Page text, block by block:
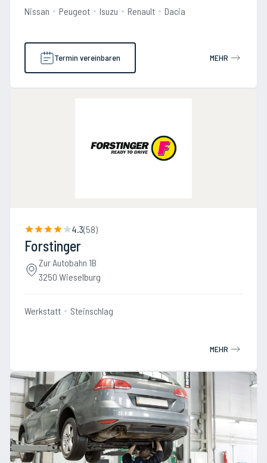
Nissan Peugeot Isuzu Renault Dacia
Termin vereinbaren MEHR
4.3(58)
Forstinger
Zur Autobahn 1B
3250 Wieselburg
Werkstatt Steinschlag
MEHR